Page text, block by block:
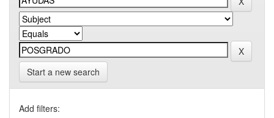
Start a new search
Add filters: